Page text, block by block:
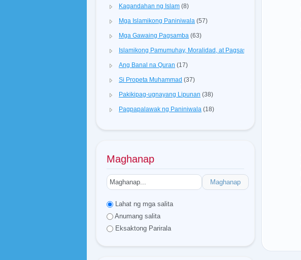
Kagandahan ng Islam (8)
Mga Islamikong Paniniwala (57)
Mga Gawaing Pagsamba (63)
Islamikong Pamumuhay, Moralidad, at Pagsasagawa
Ang Banal na Quran (17)
Si Propeta Muhammad (37)
Pakikipag-ugnayang Lipunan (38)
Pagpapalawak ng Paniniwala (18)
Maghanap
Maghanap
Lahat ng mga salita
Anumang salita
Eksaktong Parirala